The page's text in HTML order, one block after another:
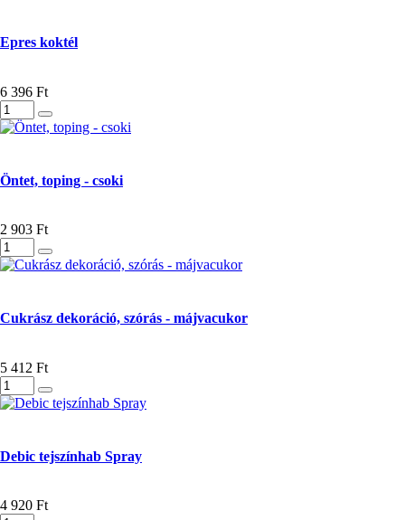
Epres koktél
6 396 Ft
Öntet, toping - csoki
2 903 Ft
Cukrász dekoráció, szórás - májvacukor
5 412 Ft
Debic tejszínhab Spray
4 920 Ft